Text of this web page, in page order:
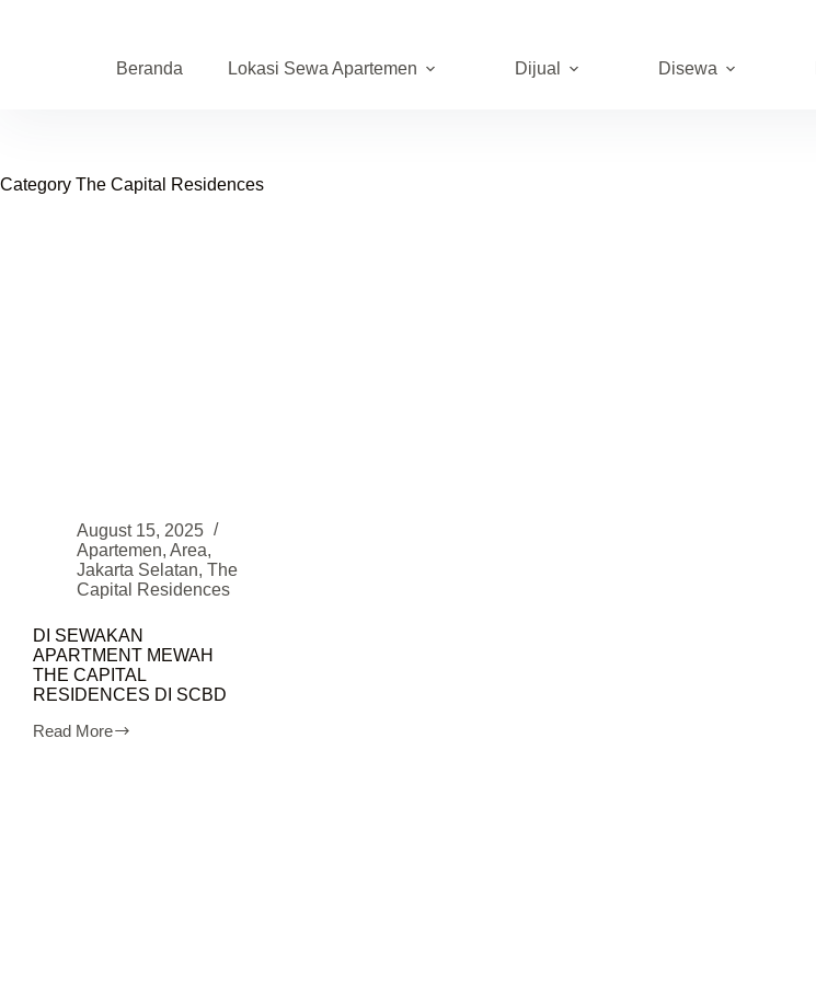
Beranda
Lokasi Sewa Apartemen Dijual Disewa
Category The Capital Residences
August 15, 2025
Apartemen, Area,
Jakarta Selatan, The
Capital Residences
DI SEWAKAN
APARTMENT MEWAH
THE CAPITAL
RESIDENCES DI SCBD
Read More
DI